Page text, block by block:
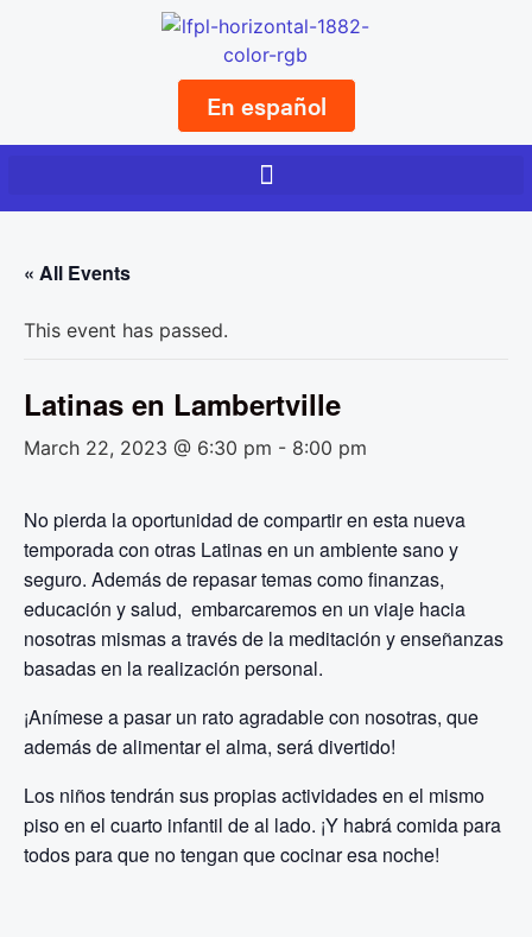
En español
« All Events
This event has passed.
Latinas en Lambertville
March 22, 2023 @ 6:30 pm - 8:00 pm
No pierda la oportunidad de compartir en esta nueva
temporada con otras Latinas en un ambiente sano y
seguro. Además de repasar temas como finanzas,
educación y salud, embarcaremos en un viaje hacia
nosotras mismas a través de la meditación y enseñanzas
basadas en la realización personal.
¡Anímese a pasar un rato agradable con nosotras, que
además de alimentar el alma, será divertido!
Los niños tendrán sus propias actividades en el mismo
piso en el cuarto infantil de al lado. ¡Y habrá comida para
todos para que no tengan que cocinar esa noche!